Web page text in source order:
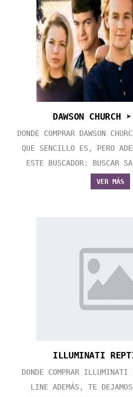
DAWSON
DONDE COMPRAR DAWSON
QUE SENCILLO ES, PERO
ESTE BUSCADOR: BUSCAR
VER MÁS
ILLUMINATI
DONDE COMPRAR
LINE ADEMÁS, TE